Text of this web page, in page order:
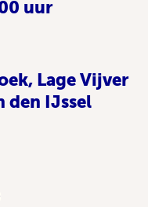
uur
Lage Vijver
den IJssel